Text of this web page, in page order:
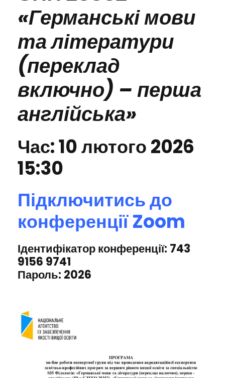
«Германські мови
та літератури
(переклад
включно) – перша
англійська»
Час: 10 лютого 2026
15:30
Підключитись до
конференції Zoom
Ідентифікатор конференції: 743
9156 9741
Пароль: 2026